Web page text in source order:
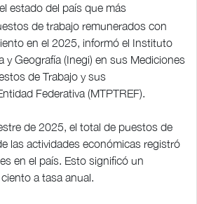
estado del país que más
de trabajo remunerados con
en el 2025, informó el Instituto
y Geografía (Inegi) en sus Mediciones
de Trabajo y sus
Federativa (MTPTREF).
de 2025, el total de puestos de
las actividades económicas registró
en el país. Esto significó un
a tasa anual.